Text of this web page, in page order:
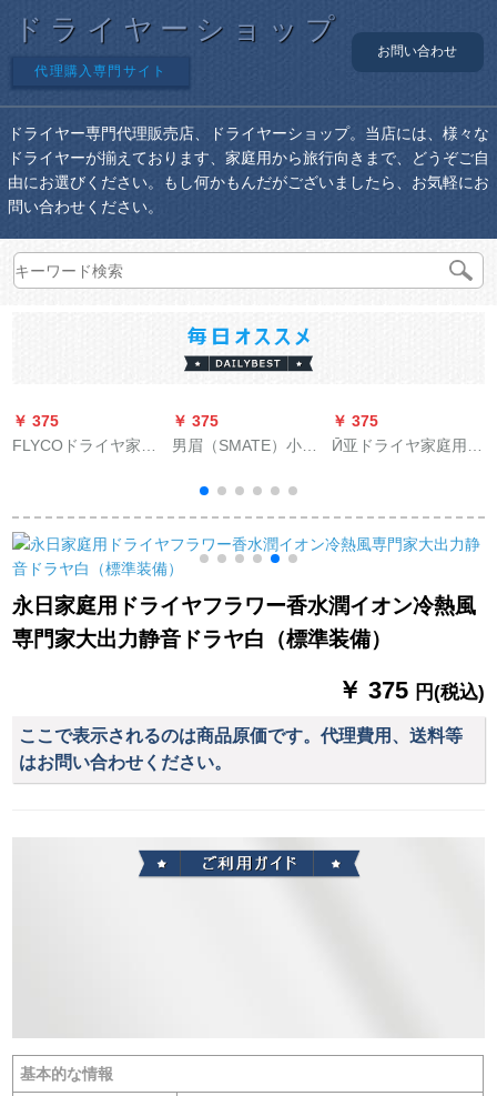
ドライヤーショップ
代理購入専門サイト
お問い合わせ
ドライヤー専門代理販売店、ドライヤーショップ。当店には、様々な
ドライヤーが揃えております、家庭用から旅行向きまで、どうぞご自
由にお選びください。もし何かもんだがございましたら、お気軽にお
問い合わせください。
￥ 375
FLYCOドライヤ家庭
FH 6231新型折りた
たたたみが可能
￥ 375
男眉（SMATE）小米
生携帯帯恒温マリナ·
ピンク
￥ 375
Ӣ亚ドライヤ家庭用理
ヤバレーサ色で、ス
プロをプレトしま
永日家庭用ドライヤフラワー香水潤イオン冷熱風
専門家大出力静音ドラヤ白（標準装備）
￥ 375 円(税込)
ここで表示されるのは商品原価です。代理費用、送料等
はお問い合わせください。
基本的な情報